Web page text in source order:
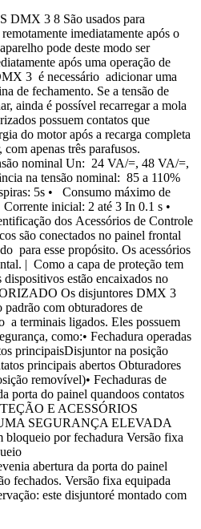
3 8 São usados para
imediatamente após o
pode deste modo ser
após uma operação de
3 é necessário adicionar uma
de fechamento. Se a tensão de
ainda é possível recarregar a mola
possuem contatos que
do motor após a recarga completa
apenas três parafusos.
nominal Un: 24 VA/=, 48 VA/=,
na tensão nominal: 85 a 110%
5s • Consumo máximo de
inicial: 2 até 3 In 0.1 s •
dos Acessórios de Controle
são conectados no painel frontal
para esse propósito. Os acessórios
| Como a capa de proteção tem
estão encaixados no
Os disjuntores DMX 3
padrão com obturadores de
a terminais ligados. Eles possuem
como:• Fechadura operadas
principaisDisjuntor na posição
principais abertos Obturadores
removível)• Fechaduras de
porta do painel quandoos contatos
E ACESSÓRIOS
SEGURANÇA ELEVADA
bloqueio por fechadura Versão fixa
abertura da porta do painel
fechados. Versão fixa equipada
este disjuntoré montado com